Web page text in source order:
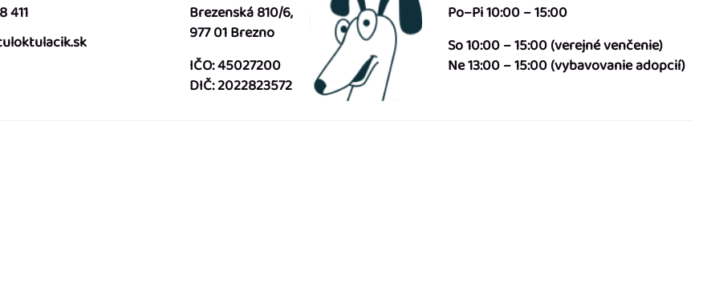
411
Brezenská 810/6,
977 01 Brezno
IČO: 45027200
DIČ: 2022823572
Po–Pi 10:00 – 15:00
So 10:00 – 15:00 (verejné venčenie)
Ne 13:00 – 15:00 (vybavovanie adopcií)